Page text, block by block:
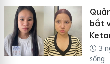
bắt
3
sống